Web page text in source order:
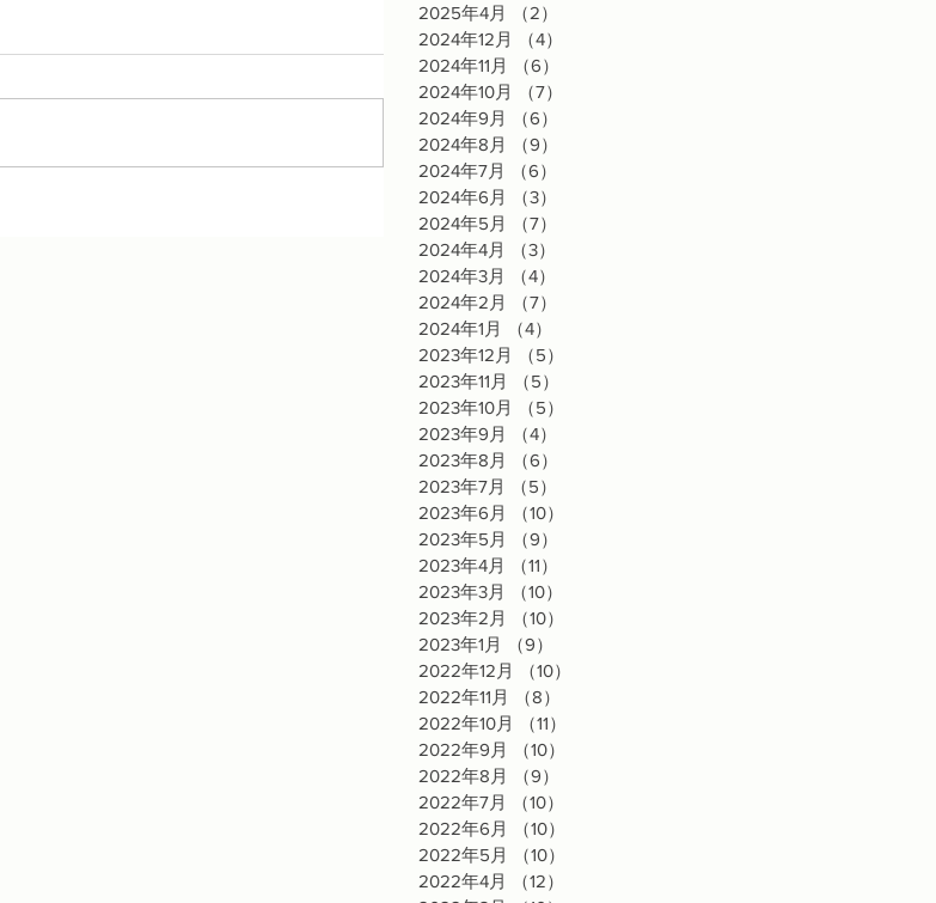
2025年4月
（2）
2024年12月
（4）
2024年11月
（6）
2024年10月
（7）
2024年9月
（6）
2024年8月
（9）
2024年7月
（6）
2024年6月
（3）
2024年5月
（7）
2024年4月
（3）
2024年3月
（4）
2024年2月
（7）
2024年1月
（4）
2023年12月
（5）
2023年11月
（5）
2023年10月
（5）
2023年9月
（4）
2023年8月
（6）
2023年7月
（5）
2023年6月
（10）
2023年5月
（9）
2023年4月
（11）
2023年3月
（10）
2023年2月
（10）
2023年1月
（9）
2022年12月
（10）
2022年11月
（8）
2022年10月
（11）
2022年9月
（10）
2022年8月
（9）
2022年7月
（10）
2022年6月
（10）
2022年5月
（10）
2022年4月
（12）